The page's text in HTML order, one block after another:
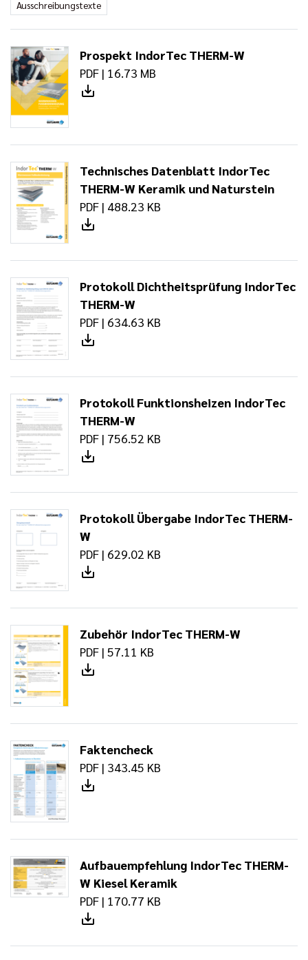
Ausschreibungstexte
Prospekt IndorTec THERM-W
PDF | 16.73 MB
Technisches Datenblatt IndorTec
THERM-W Keramik und Naturstein
PDF | 488.23 KB
Protokoll Dichtheitsprüfung IndorTec
THERM-W
PDF | 634.63 KB
Protokoll Funktionsheizen IndorTec
THERM-W
PDF | 756.52 KB
Protokoll Übergabe IndorTec THERM-
W
PDF | 629.02 KB
Zubehör IndorTec THERM-W
PDF | 57.11 KB
Faktencheck
PDF | 343.45 KB
Aufbauempfehlung IndorTec THERM-
W Kiesel Keramik
PDF | 170.77 KB